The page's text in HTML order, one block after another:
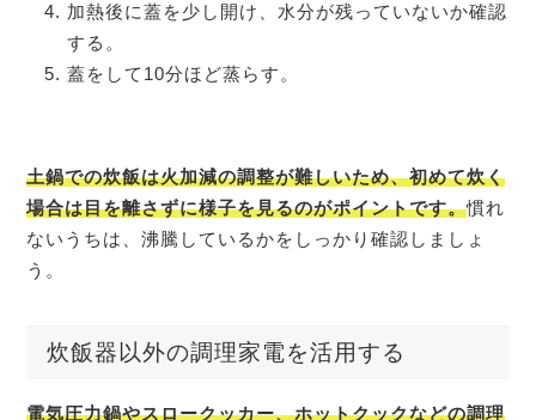
加熱後に蓋を少し開け、水分が残っていないか確認
する。
蓋をして10分ほど蒸らす。
土鍋での炊飯は火加減の調整が難しいため、初めて炊く
場合は目を離さずに様子を見るのがポイントです。慣れ
ないうちは、沸騰しているかをしっかり確認しましょ
う。
炊飯器以外の調理家電を活用する
電気圧力鍋やスロークッカー、ホットクックなどの調理